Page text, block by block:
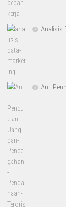
Analisis
Anti